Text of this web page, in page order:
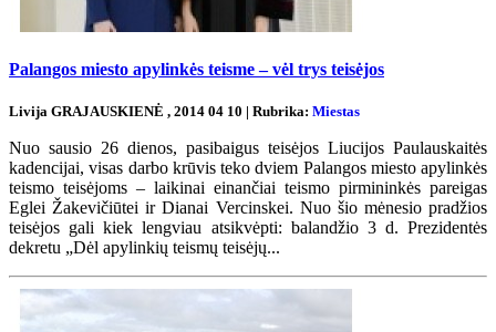
Palangos miesto apylinkės teisme – vėl trys teisėjos
Livija GRAJAUSKIENĖ , 2014 04 10 | Rubrika: Miestas
Nuo sausio 26 dienos, pasibaigus teisėjos Liucijos Paulauskaitės
kadencijai, visas darbo krūvis teko dviem Palangos miesto apylinkės
teismo teisėjoms – laikinai einančiai teismo pirmininkės pareigas
Eglei Žakevičiūtei ir Dianai Vercinskei. Nuo šio mėnesio pradžios
teisėjos gali kiek lengviau atsikvėpti: balandžio 3 d. Prezidentės
dekretu „Dėl apylinkių teismų teisėjų...